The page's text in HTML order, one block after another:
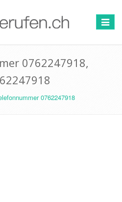
Toggle
0762247918,
0762247918